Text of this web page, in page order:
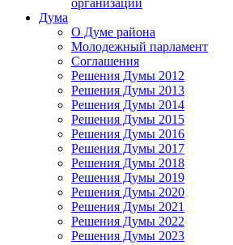
Дума
О Думе района
Молодежный парламент
Соглашения
Решения Думы 2012
Решения Думы 2013
Решения Думы 2014
Решения Думы 2015
Решения Думы 2016
Решения Думы 2017
Решения Думы 2018
Решения Думы 2019
Решения Думы 2020
Решения Думы 2021
Решения Думы 2022
Решения Думы 2023